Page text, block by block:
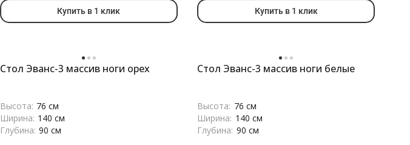
Купить в 1 клик Купить в 1 клик
Стол Эванс-3 массив ноги орех
Высота: 76 см
Ширина: 140 см
Глубина: 90 см
Стол Эванс-3 массив ноги белые
Высота: 76 см
Ширина: 140 см
Глубина: 90 см